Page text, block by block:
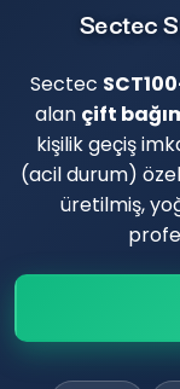
Sectec
Sectec
alan çift
kişilik geçiş
(acil durum)
üretilmiş,